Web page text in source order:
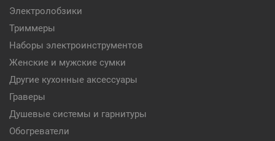
Электролобзики
Триммеры
Наборы электроинструментов
Женские и мужские сумки
Другие кухонные аксессуары
Граверы
Душевые системы и гарнитуры
Обогреватели